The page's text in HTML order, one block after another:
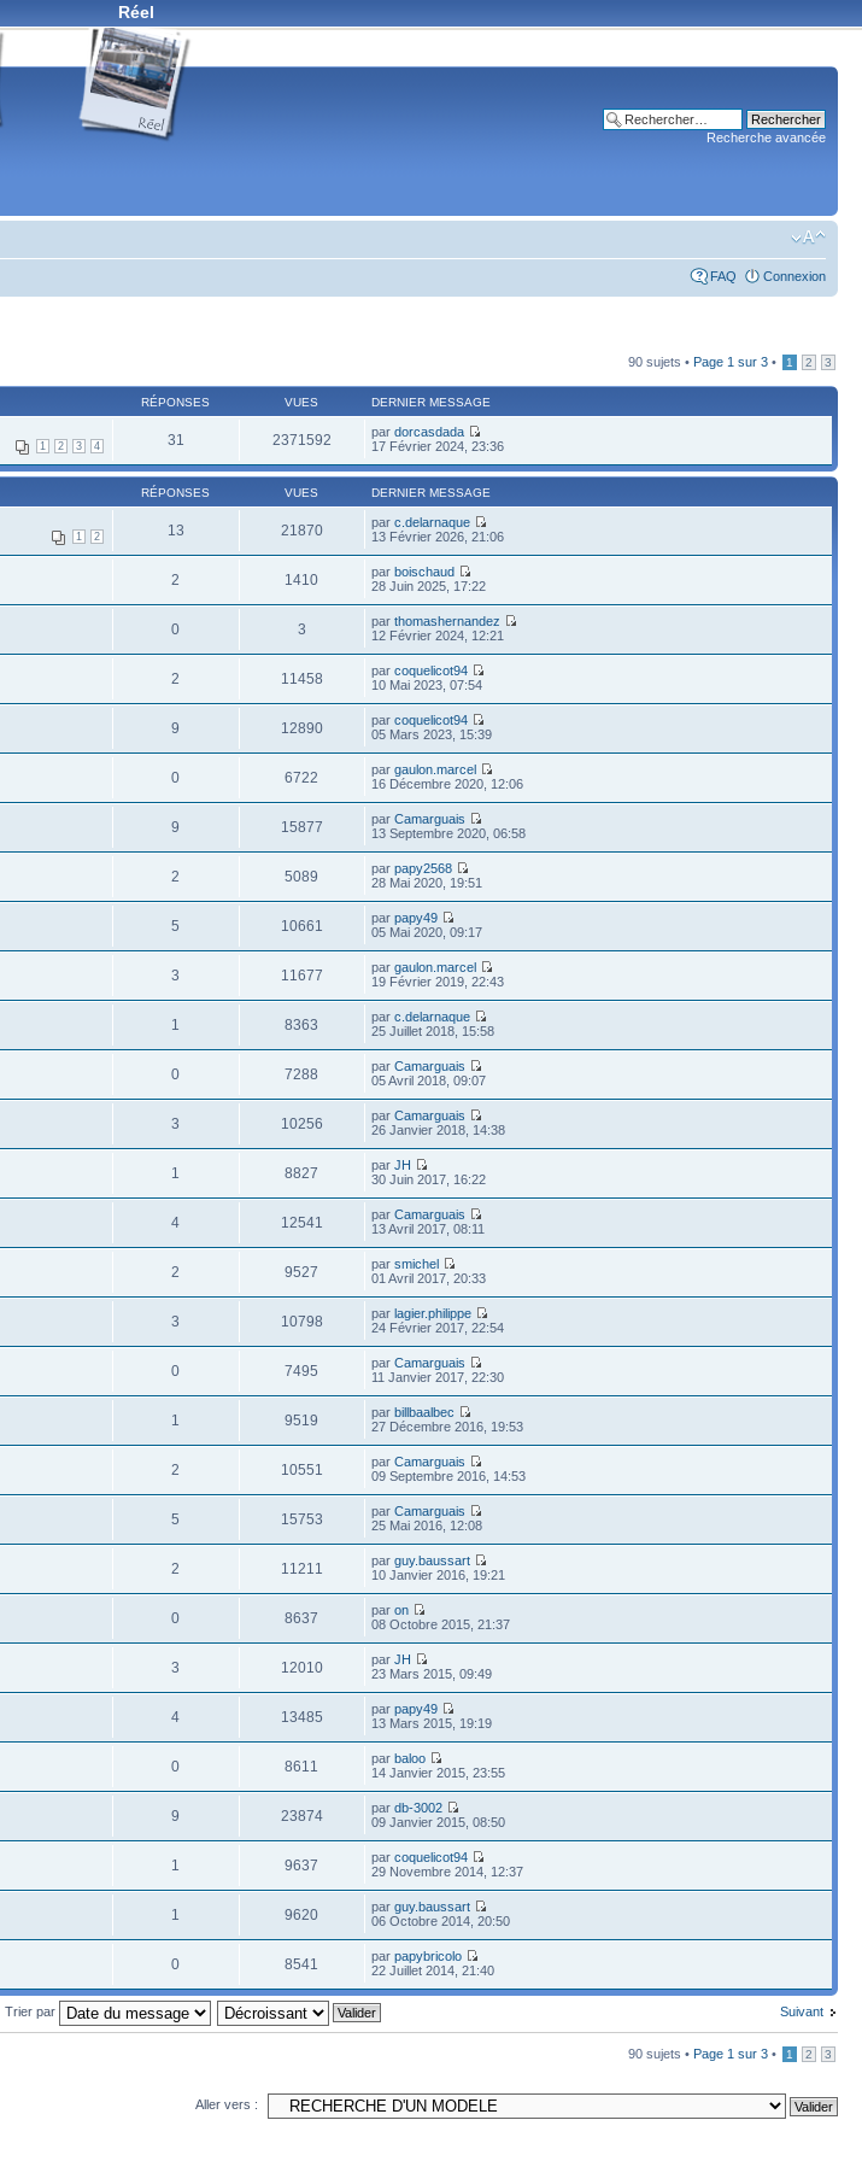
Réel
Recherche avancée
FAQ Connexion
90 sujets • Page 1 sur 3 • 1 2 3
RÉPONSES VUES DERNIER MESSAGE
1 2 3 4 31 2371592 pardorcasdada
17 Février 2024, 23:36
RÉPONSES VUES DERNIER MESSAGE
1 2 13 21870 parc.delarnaque
13 Février 2026, 21:06
2 1410 parboischaud
28 Juin 2025, 17:22
0 3 parthomashernandez
12 Février 2024, 12:21
2 11458 parcoquelicot94
10 Mai 2023, 07:54
9 12890 parcoquelicot94
05 Mars 2023, 15:39
0 6722 pargaulon.marcel
16 Décembre 2020, 12:06
9 15877 parCamarguais
13 Septembre 2020, 06:58
2 5089 parpapy2568
28 Mai 2020, 19:51
5 10661 parpapy49
05 Mai 2020, 09:17
3 11677 pargaulon.marcel
19 Février 2019, 22:43
1 8363 parc.delarnaque
25 Juillet 2018, 15:58
0 7288 parCamarguais
05 Avril 2018, 09:07
3 10256 parCamarguais
26 Janvier 2018, 14:38
1 8827 parJH
30 Juin 2017, 16:22
4 12541 parCamarguais
13 Avril 2017, 08:11
2 9527 parsmichel
01 Avril 2017, 20:33
3 10798 parlagier.philippe
24 Février 2017, 22:54
0 7495 parCamarguais
11 Janvier 2017, 22:30
1 9519 parbillbaalbec
27 Décembre 2016, 19:53
2 10551 parCamarguais
09 Septembre 2016, 14:53
5 15753 parCamarguais
25 Mai 2016, 12:08
2 11211 parguy.baussart
10 Janvier 2016, 19:21
0 8637 paron
08 Octobre 2015, 21:37
3 12010 parJH
23 Mars 2015, 09:49
4 13485 parpapy49
13 Mars 2015, 19:19
0 8611 parbaloo
14 Janvier 2015, 23:55
9 23874 pardb-3002
09 Janvier 2015, 08:50
1 9637 parcoquelicot94
29 Novembre 2014, 12:37
1 9620 parguy.baussart
06 Octobre 2014, 20:50
0 8541 parpapybricolo
22 Juillet 2014, 21:40
Suivant
Trier par
90 sujets • Page 1 sur 3 • 1 2 3
Aller vers :